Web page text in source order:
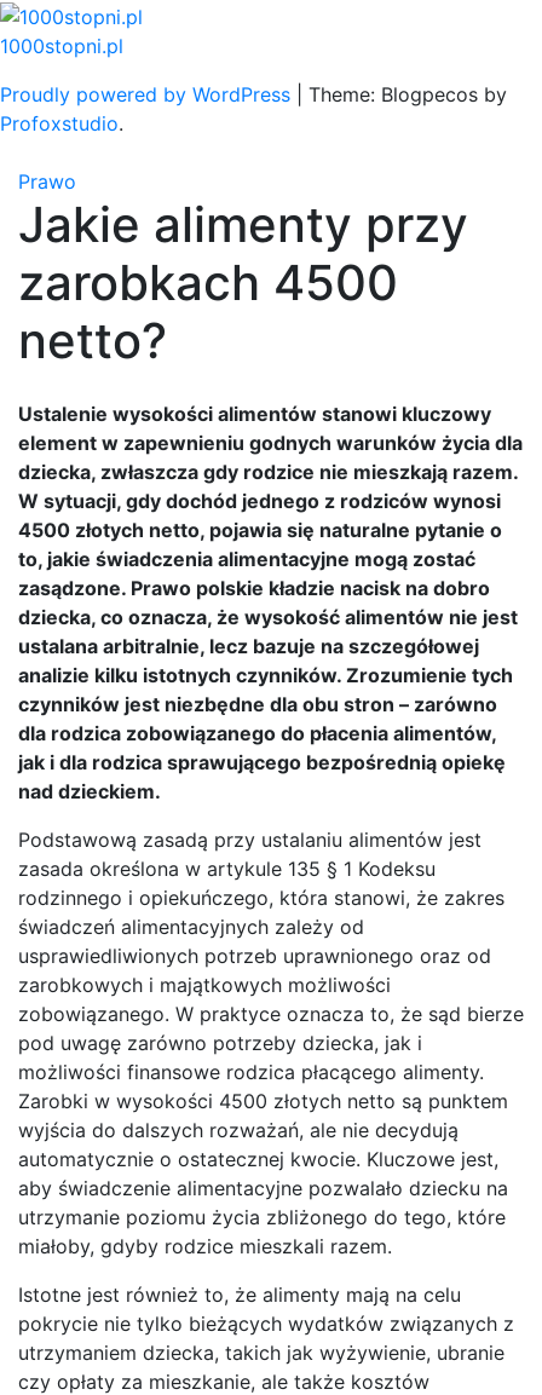
Skip
to
1000stopni.pl
Proudly powered by WordPress
Theme: Blogpecos by
Profoxstudio.
Prawo
Jakie alimenty przy
zarobkach 4500
netto?
Ustalenie wysokości alimentów stanowi kluczowy
element w zapewnieniu godnych warunków życia dla
dziecka, zwłaszcza gdy rodzice nie mieszkają razem.
W sytuacji, gdy dochód jednego z rodziców wynosi
4500 złotych netto, pojawia się naturalne pytanie o
to, jakie świadczenia alimentacyjne mogą zostać
zasądzone. Prawo polskie kładzie nacisk na dobro
dziecka, co oznacza, że wysokość alimentów nie jest
ustalana arbitralnie, lecz bazuje na szczegółowej
analizie kilku istotnych czynników. Zrozumienie tych
czynników jest niezbędne dla obu stron – zarówno
dla rodzica zobowiązanego do płacenia alimentów,
jak i dla rodzica sprawującego bezpośrednią opiekę
nad dzieckiem.
Podstawową zasadą przy ustalaniu alimentów jest
zasada określona w artykule 135 § 1 Kodeksu
rodzinnego i opiekuńczego, która stanowi, że zakres
świadczeń alimentacyjnych zależy od
usprawiedliwionych potrzeb uprawnionego oraz od
zarobkowych i majątkowych możliwości
zobowiązanego. W praktyce oznacza to, że sąd bierze
pod uwagę zarówno potrzeby dziecka, jak i
możliwości finansowe rodzica płacącego alimenty.
Zarobki w wysokości 4500 złotych netto są punktem
wyjścia do dalszych rozważań, ale nie decydują
automatycznie o ostatecznej kwocie. Kluczowe jest,
aby świadczenie alimentacyjne pozwalało dziecku na
utrzymanie poziomu życia zbliżonego do tego, które
miałoby, gdyby rodzice mieszkali razem.
Istotne jest również to, że alimenty mają na celu
pokrycie nie tylko bieżących wydatków związanych z
utrzymaniem dziecka, takich jak wyżywienie, ubranie
czy opłaty za mieszkanie, ale także kosztów